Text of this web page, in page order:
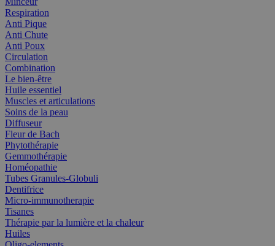
Respiration
Anti Pique
Anti Chute
Anti Poux
Circulation
Combination
Le bien-être
Huile essentiel
Muscles et articulations
Soins de la peau
Diffuseur
Fleur de Bach
Phytothérapie
Gemmothérapie
Homéopathie
Tubes Granules-Globuli
Dentifrice
Micro-immunotherapie
Tisanes
Thérapie par la lumière et la chaleur
Huiles